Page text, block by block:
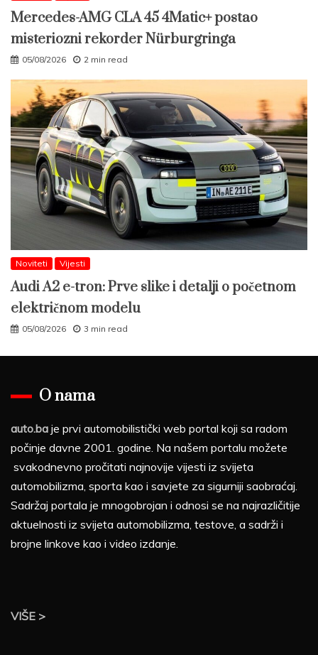
Mercedes-AMG CLA 45 4Matic+ postao
misteriozni rekorder Nürburgringa
05/08/2026 2 min read
Noviteti Vijesti
Audi A2 e-tron: Prve slike i detalji o početnom
električnom modelu
05/08/2026 3 min read
O nama
auto.ba je prvi automobilistički web portal koji sa radom
počinje davne 2001. godine. Na našem portalu možete
svakodnevno pročitati najnovije vijesti iz svijeta
automobilizma, sporta kao i savjete za sigurniji saobraćaj.
Sadržaj portala je mnogobrojan i odnosi se na najrazličitije
aktuelnosti iz svijeta automobilizma, testove, a sadrži i
brojne linkove kao i video izdanje.
VIŠE >